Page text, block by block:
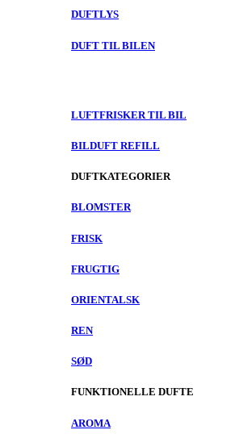
DUFTLYS
DUFT TIL BILEN
LUFTFRISKER TIL BIL
BILDUFT REFILL
DUFTKATEGORIER
BLOMSTER
FRISK
FRUGTIG
ORIENTALSK
REN
SØD
FUNKTIONELLE DUFTE
AROMA